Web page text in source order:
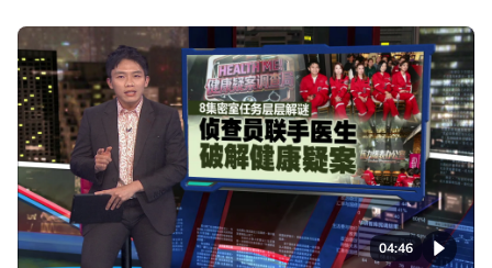
04:46